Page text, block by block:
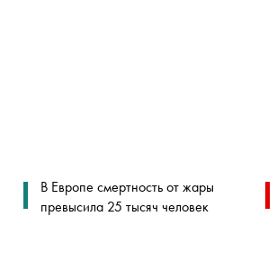
В Европе смертность от жары
превысила 25 тысяч человек